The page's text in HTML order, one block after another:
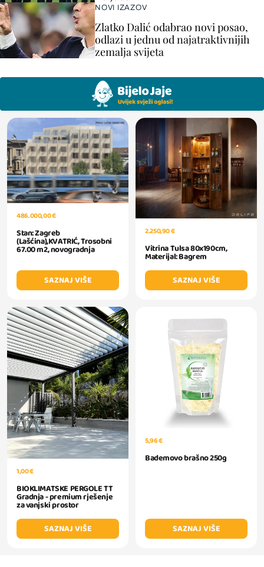
NOVI IZAZOV
Zlatko Dalić odabrao novi posao,
odlazi u jednu od najatraktivnijih
zemalja svijeta
486.000,00 €
Stan: Zagreb
(Lašćina),KVATRIĆ, Trosobni
67.00 m2, novogradnja
SAZNAJ VIŠE
2.250,90 €
Vitrina Tulsa 80x190cm,
Materijal: Bagrem
SAZNAJ VIŠE
1,00 €
BIOKLIMATSKE PERGOLE TT
Gradnja - premium rješenje
za vanjski prostor
SAZNAJ VIŠE
5,96 €
Bademovo brašno 250g
SAZNAJ VIŠE